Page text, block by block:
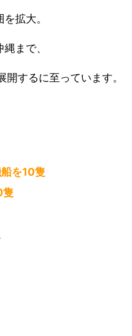
拡大。
まで、
するに至っています。
を10隻
隻